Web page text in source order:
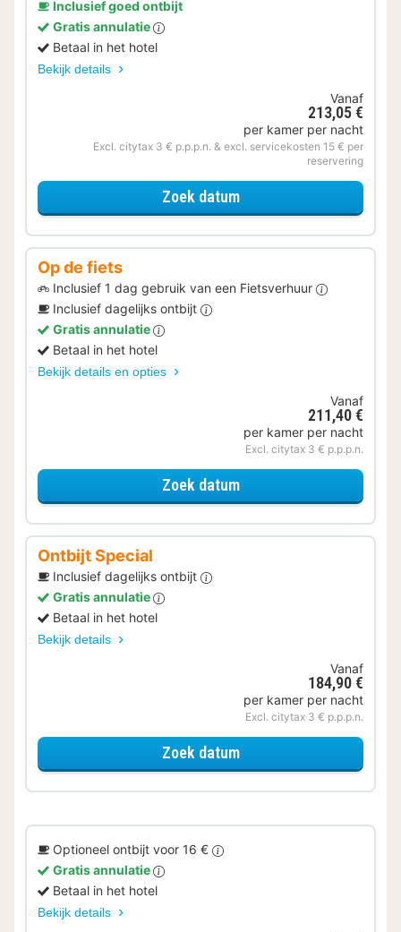
Inclusief goed ontbijt
Gratis annulatie
Betaal in het hotel
Bekijk details
Vanaf
213,05 €
per kamer per nacht
Excl. citytax 3 € p.p.p.n. & excl. servicekosten 15 € per
reservering
Zoek datumvoor Verblijf & Diner
Op de fiets
Inclusief 1 dag gebruik van een Fietsverhuur
Inclusief dagelijks ontbijt
Gratis annulatie
Betaal in het hotel
Bekijk details en opties
Vanaf
211,40 €
per kamer per nacht
Excl. citytax 3 € p.p.p.n.
Zoek datumvoor Op de fiets
Ontbijt Special
Inclusief dagelijks ontbijt
Gratis annulatie
Betaal in het hotel
Bekijk details
Vanaf
184,90 €
per kamer per nacht
Excl. citytax 3 € p.p.p.n.
Zoek datumvoor Ontbijt Special
Optioneel ontbijt voor 16 €
Gratis annulatie
Betaal in het hotel
Bekijk details